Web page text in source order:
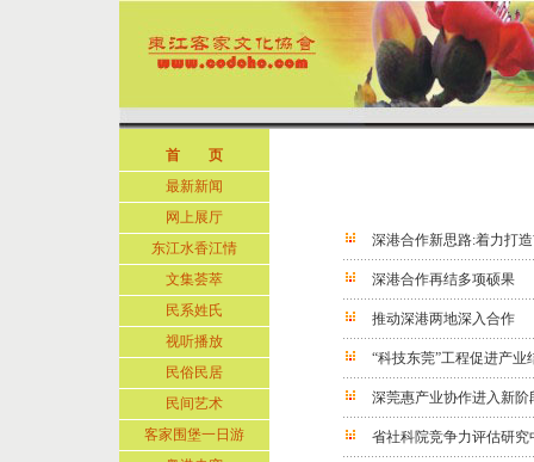
首 页
最新新闻
网上展厅
东江水香江情
文集荟萃
民系姓氏
视听播放
民俗民居
民间艺术
客家围堡一日游
深港合作新思路:着力打
深港合作再结多项硕果
推动深港两地深入合作
“科技东莞”工程促进产业
深莞惠产业协作进入新阶
省社科院竞争力评估研